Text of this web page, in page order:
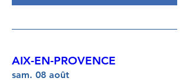
AIX-EN-PROVENCE
sam. 08 août